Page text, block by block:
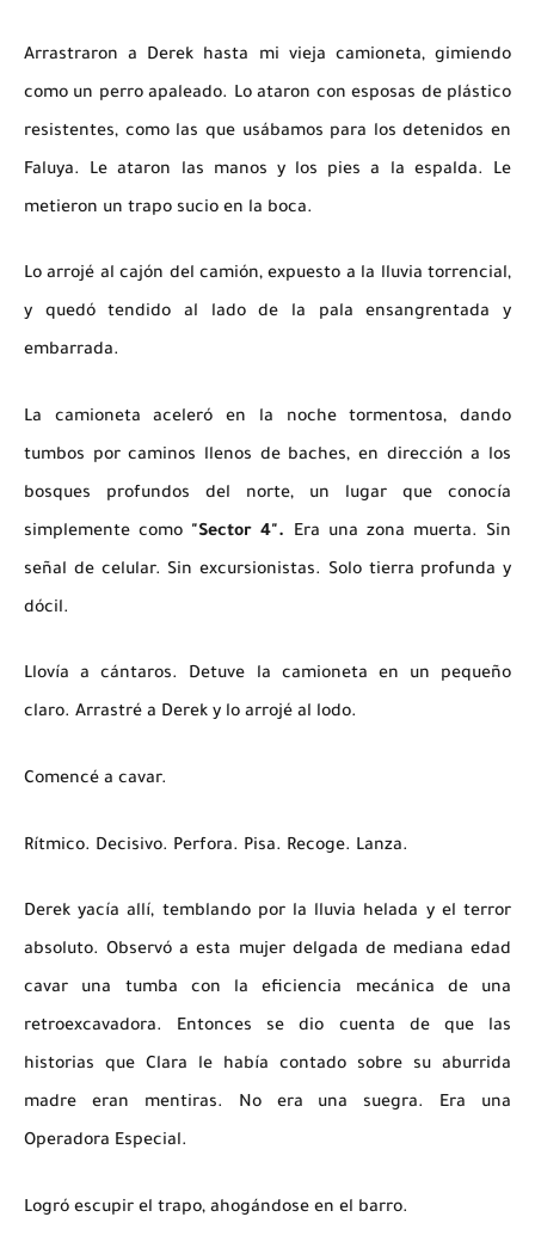
Arrastraron a Derek hasta mi vieja camioneta, gimiendo
como un perro apaleado. Lo ataron con esposas de plástico
resistentes, como las que usábamos para los detenidos en
Faluya. Le ataron las manos y los pies a la espalda. Le
metieron un trapo sucio en la boca.
Lo arrojé al cajón del camión, expuesto a la lluvia torrencial,
y quedó tendido al lado de la pala ensangrentada y
embarrada.
La camioneta aceleró en la noche tormentosa, dando
tumbos por caminos llenos de baches, en dirección a los
bosques profundos del norte, un lugar que conocía
simplemente como "Sector 4". Era una zona muerta. Sin
señal de celular. Sin excursionistas. Solo tierra profunda y
dócil.
Llovía a cántaros. Detuve la camioneta en un pequeño
claro. Arrastré a Derek y lo arrojé al lodo.
Comencé a cavar.
Rítmico. Decisivo. Perfora. Pisa. Recoge. Lanza.
Derek yacía allí, temblando por la lluvia helada y el terror
absoluto. Observó a esta mujer delgada de mediana edad
cavar una tumba con la eficiencia mecánica de una
retroexcavadora. Entonces se dio cuenta de que las
historias que Clara le había contado sobre su aburrida
madre eran mentiras. No era una suegra. Era una
Operadora Especial.
Logró escupir el trapo, ahogándose en el barro.